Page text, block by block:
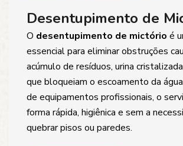
Desentupimento de
O desentupimento de mictório é
essencial para eliminar obstruções
acúmulo de resíduos, urina
que bloqueiam o escoamento da
de equipamentos profissionais, o
forma rápida, higiênica e sem a
quebrar pisos ou paredes.